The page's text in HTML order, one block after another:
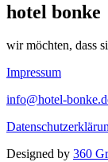
hotel bonke
wir möchten, dass
Impressum
info@hotel-
Designed by 360